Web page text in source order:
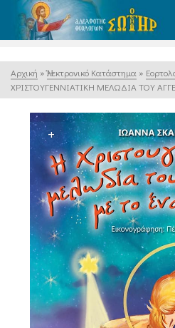
Αρχική » Ἠλεκτρονικό Κατάστημα »
ΧΡΙΣΤΟΥΓΕΝΝΙΑΤΙΚΗ ΜΕΛΩΔΙΑ ΤΟΥ